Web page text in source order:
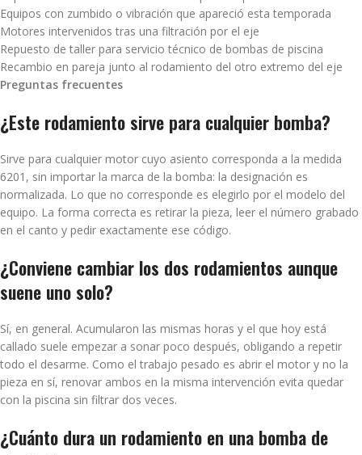
Equipos con zumbido o vibración que apareció esta temporada
Motores intervenidos tras una filtración por el eje
Repuesto de taller para servicio técnico de bombas de piscina
Recambio en pareja junto al rodamiento del otro extremo del eje
Preguntas frecuentes
¿Este rodamiento sirve para cualquier bomba?
Sirve para cualquier motor cuyo asiento corresponda a la medida
6201, sin importar la marca de la bomba: la designación es
normalizada. Lo que no corresponde es elegirlo por el modelo del
equipo. La forma correcta es retirar la pieza, leer el número grabado
en el canto y pedir exactamente ese código.
¿Conviene cambiar los dos rodamientos aunque
suene uno solo?
Sí, en general. Acumularon las mismas horas y el que hoy está
callado suele empezar a sonar poco después, obligando a repetir
todo el desarme. Como el trabajo pesado es abrir el motor y no la
pieza en sí, renovar ambos en la misma intervención evita quedar
con la piscina sin filtrar dos veces.
¿Cuánto dura un rodamiento en una bomba de